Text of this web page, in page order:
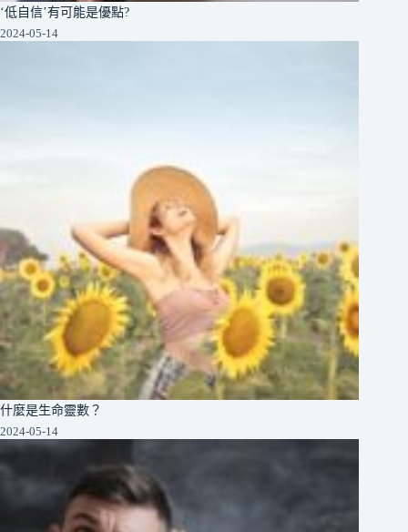
‘低自信’有可能是優點?
2024-05-14
什麼是生命靈數？
2024-05-14